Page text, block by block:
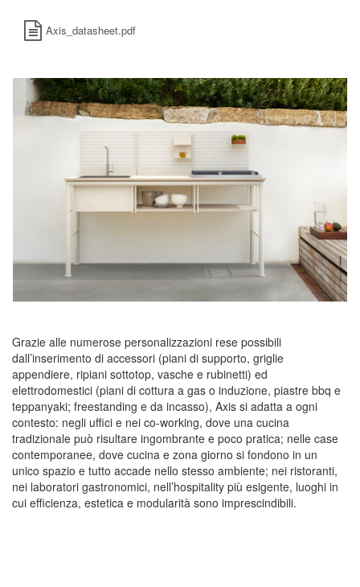
Axis_datasheet.pdf
Grazie alle numerosepersonalizzazioni rese possibili
dall’inserimento diaccessori (piani di supporto, griglie
appendiere, ripiani sottotop, vasche e rubinetti) ed
elettrodomestici (piani di cottura a gas o induzione, piastre bbq e
teppanyaki; freestanding e da incasso),Axis si adatta aogni
contesto: negli uffici e nei co-working, dove una cucina
tradizionale può risultare ingombrante e poco pratica; nelle case
contemporanee, dove cucina e zona giorno si fondono in un
unico spazio e tutto accade nello stesso ambiente; nei ristoranti,
nei laboratori gastronomici, nell’hospitality più esigente, luoghi in
cui efficienza, estetica e modularità sono imprescindibili.